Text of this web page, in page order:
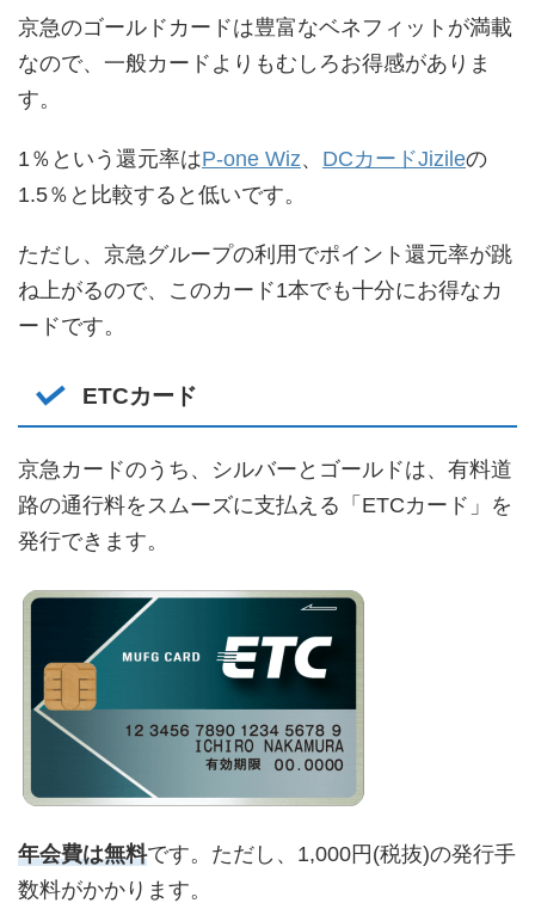
京急のゴールドカードは豊富なベネフィットが満載
なので、一般カードよりもむしろお得感がありま
す。
1％という還元率はP-one Wiz、 DCカードJizileの
1.5％と比較すると低いです。
ただし、京急グループの利用でポイント還元率が跳
ね上がるので、このカード1本でも十分にお得なカ
ードです。
ETCカード
京急カードのうち、シルバーとゴールドは、有料道
路の通行料をスムーズに支払える「ETCカード」を
発行できます。
年会費は無料です。ただし、1,000円(税抜)の発行手
数料がかかります。